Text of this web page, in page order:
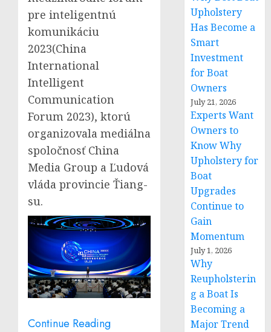
pre inteligentnú
komunikáciu
2023(China
International
Intelligent
Communication
Forum 2023), ktorú
organizovala mediálna
spoločnosť China
Media Group a Ľudová
vláda provincie Ťiang-
su.
Continue Reading
Upholstery
Has Become a
Smart
Investment
for Boat
Owners
July 21, 2026
Experts Want
Owners to
Know Why
Upholstery for
Boat
Upgrades
Continue to
Gain
Momentum
July 1, 2026
Why
Reupholsterin
g a Boat Is
Becoming a
Major Trend